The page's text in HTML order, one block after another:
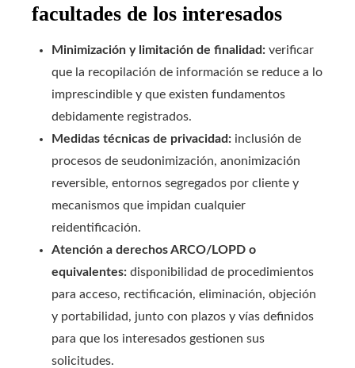
facultades de los interesados
Minimización y limitación de finalidad: verificar
que la recopilación de información se reduce a lo
imprescindible y que existen fundamentos
debidamente registrados.
Medidas técnicas de privacidad: inclusión de
procesos de seudonimización, anonimización
reversible, entornos segregados por cliente y
mecanismos que impidan cualquier
reidentificación.
Atención a derechos ARCO/LOPD o
equivalentes: disponibilidad de procedimientos
para acceso, rectificación, eliminación, objeción
y portabilidad, junto con plazos y vías definidos
para que los interesados gestionen sus
solicitudes.